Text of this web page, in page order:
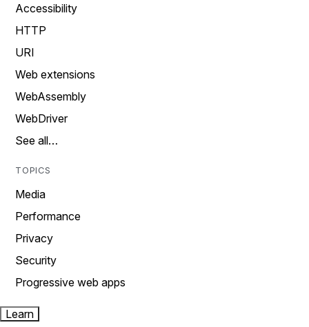
Accessibility
HTTP
URI
Web extensions
WebAssembly
WebDriver
See all…
TOPICS
Media
Performance
Privacy
Security
Progressive web apps
Learn